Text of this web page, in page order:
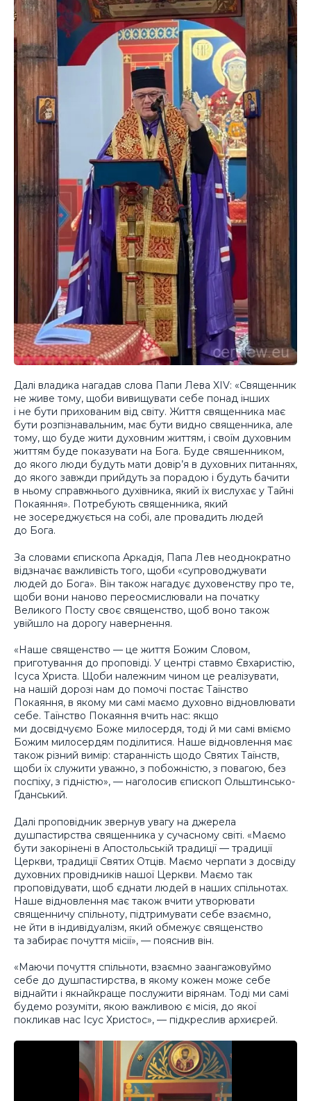
Далі владика нагадав слова Папи Лева XIV: «Священник
не живе тому, щоби вивищувати себе понад інших
і не бути прихованим від світу. Життя священника має
бути розпізнавальним, має бути видно священника, але
тому, що буде жити духовним життям, і своїм духовним
життям буде показувати на Бога. Буде свяшенником,
до якого люди будуть мати довір’я в духовних питаннях,
до якого завжди прийдуть за порадою і будуть бачити
в ньому справжнього духівника, який їх вислухає у Тайні
Покаяння». Потребують священника, який
не зосереджується на собі, але провадить людей
до Бога.
За словами єпископа Аркадія, Папа Лев неоднократно
відзначає важливість того, щоби «супроводжувати
людей до Бога». Він також нагадує духовенству про те,
щоби вони наново переосмислювали на початку
Великого Посту своє священство, щоб воно також
увійшло на дорогу навернення.
«Наше священство — це життя Божим Словом,
приготування до проповіді. У центрі ставмо Євхаристію,
Ісуса Христа. Щоби належним чином це реалізувати,
на нашій дорозі нам до помочі постає Таїнство
Покаяння, в якому ми самі маємо духовно відновлювати
себе. Таїнство Покаяння вчить нас: якщо
ми досвідчуємо Боже милосердя, тоді й ми самі вміємо
Божим милосердям поділитися. Наше відновлення має
також різний вимір: старанність щодо Святих Таїнств,
щоби їх служити уважно, з побожністю, з повагою, без
поспіху, з гідністю», — наголосив єпископ Ольштинсько-
Ґданський.
Далі проповідник звернув увагу на джерела
душпастирства священника у сучасному світі. «Маємо
бути закорінені в Апостольській традиції — традиції
Церкви, традиції Святих Отців. Маємо черпати з досвіду
духовних провідників нашої Церкви. Маємо так
проповідувати, щоб єднати людей в наших спільнотах.
Наше відновлення має також вчити утворювати
священничу спільноту, підтримувати себе взаємно,
не йти в індивідуалізм, який обмежує священство
та забирає почуття місії», — пояснив він.
«Маючи почуття спільноти, взаємно заангажовуймо
себе до душпастирства, в якому кожен може себе
віднайти і якнайкраще послужити вірянам. Тоді ми самі
будемо розуміти, якою важливою є місія, до якої
покликав нас Ісус Христос», — підкреслив архиєрей.